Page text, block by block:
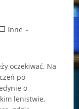
Inne
oczekiwać. Na
po
o
lenistwie,